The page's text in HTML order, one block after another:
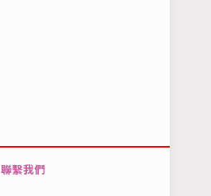
聯繫我們